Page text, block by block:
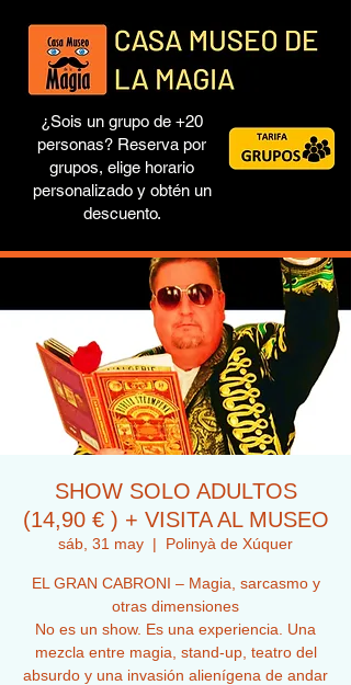
¿Sois un grupo de +20
personas? Reserva por
grupos, elige horario
personalizado y obtén un
descuento.
SHOW SOLO ADULTOS
(14,90 € ) + VISITA AL MUSEO
sáb, 31 may
  |
Polinyà de Xúquer
EL GRAN CABRONI – Magia, sarcasmo y
otras dimensiones
No es un show. Es una experiencia. Una
mezcla entre magia, stand-up, teatro del
absurdo y una invasión alienígena de andar